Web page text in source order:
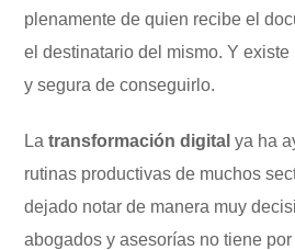
plenamente de quien recibe el
el destinatario del mismo. Y
y segura de conseguirlo.
Latransformación digital ya ha
rutinas productivas de muchos
dejado notar de manera muy
abogados y asesorías no tiene